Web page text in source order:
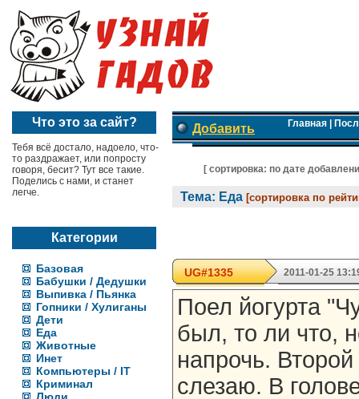
Что это за сайт?
Тебя всё достало, надоело, что-
то раздражает, или попросту
говоря, бесит? Тут все такие.
Поделись с нами, и станет
легче.
Категории
Базовая
Бабушки / Дедушки
Выпивка / Пьянка
Гопники / Хулиганы
Дети
Еда
Животные
Инет
Компьютеры / IT
Криминал
Добавить Главная|
[ cортировка: по дате
Тема: Еда [сортировка по
UG#1335 2011-01-25
Поел йогурта
был, то ли что,
напрочь.
слезаю. В